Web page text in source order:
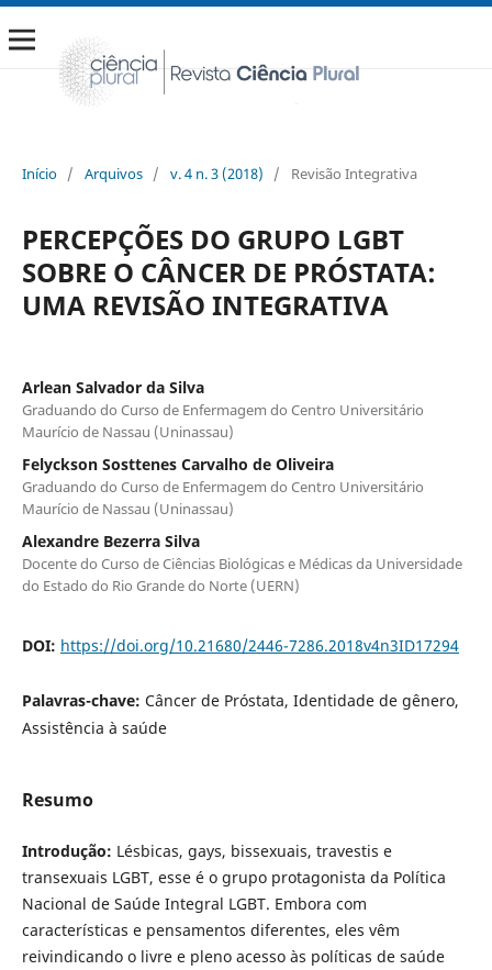
Início / Arquivos / v. 4 n. 3 (2018) / Revisão Integrativa
PERCEPÇÕES DO GRUPO LGBT
SOBRE O CÂNCER DE PRÓSTATA:
UMA REVISÃO INTEGRATIVA
Arlean Salvador da Silva
Graduando do Curso de Enfermagem do Centro Universitário
Maurício de Nassau (Uninassau)
Felyckson Sosttenes Carvalho de Oliveira
Graduando do Curso de Enfermagem do Centro Universitário
Maurício de Nassau (Uninassau)
Alexandre Bezerra Silva
Docente do Curso de Ciências Biológicas e Médicas da Universidade
do Estado do Rio Grande do Norte (UERN)
DOI: https://doi.org/10.21680/2446-7286.2018v4n3ID17294
Palavras-chave: Câncer de Próstata, Identidade de gênero,
Assistência à saúde
Resumo
Introdução: Lésbicas, gays, bissexuais, travestis e
transexuais LGBT, esse é o grupo protagonista da Política
Nacional de Saúde Integral LGBT. Embora com
características e pensamentos diferentes, eles vêm
reivindicando o livre e pleno acesso às políticas de saúde